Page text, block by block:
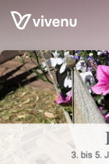
Skip header